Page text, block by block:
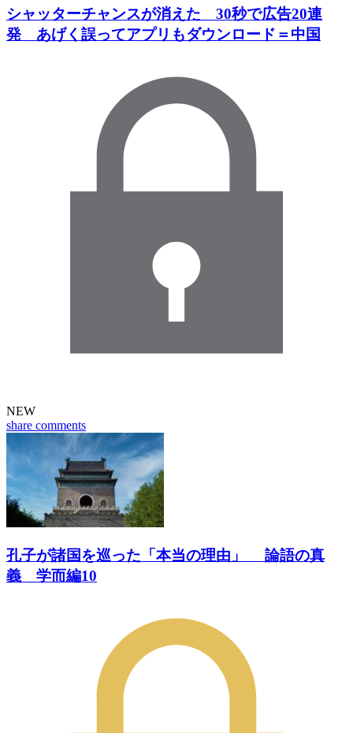
シャッターチャンスが消えた 30秒で広告20連
発 あげく誤ってアプリもダウンロード＝中国
NEW
share comments
孔子が諸国を巡った「本当の理由」 論語の真
義 学而編10